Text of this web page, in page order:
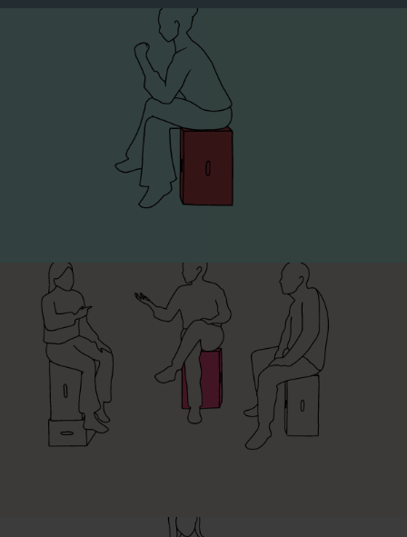
Flexibilität durch Modularität ←
Ergonomie →
Kommunikation & Kollaboration ↑